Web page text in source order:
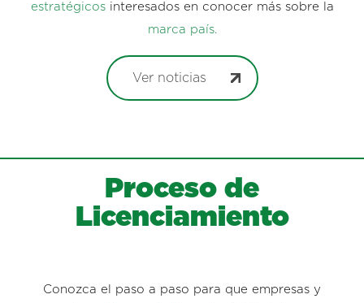
estratégicos interesados en conocer más sobre la
marca país.
Ver noticias
Proceso de
Licenciamiento
Conozca el paso a paso para que empresas y